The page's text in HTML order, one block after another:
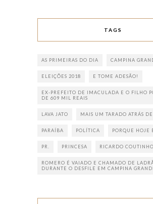
TAGS
AS PRIMEIRAS DO DIA CAMPINA
ELEIÇÕES 2018 E TOME ADESÃO!
EX-PREFEITO DE IMACULADA E O FILHO
DE 609 MIL REAIS
LAVA JATO MAIS UM TARADO ATRÁS
PARAÍBA POLÍTICA PORQUE HOJE
PR. PRINCESA RICARDO COUTINHO
ROMERO É VAIADO E CHAMADO DE
DURANTE O DESFILE EM CAMPINA